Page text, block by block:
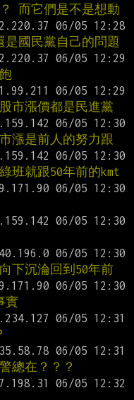
而它們是不是想動
國民黨自己的問題
市漲價都是民進黨
漲是前人的努力跟
班就跟50年前的kmt
下沉淪回到50年前
實
總在？？？